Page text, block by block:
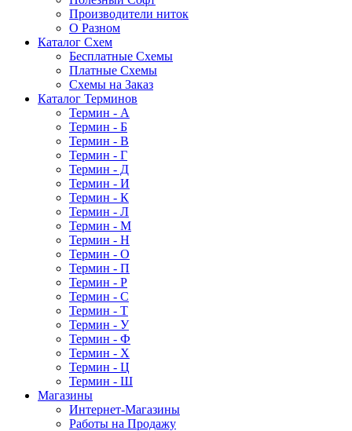
Производители ниток
О Разном
Каталог Схем
Бесплатные Схемы
Платные Схемы
Схемы на Заказ
Каталог Терминов
Термин - А
Термин - Б
Термин - В
Термин - Г
Термин - Д
Термин - И
Термин - К
Термин - Л
Термин - М
Термин - Н
Термин - О
Термин - П
Термин - Р
Термин - С
Термин - Т
Термин - У
Термин - Ф
Термин - Х
Термин - Ц
Термин - Ш
Магазины
Интернет-Магазины
Работы на Продажу